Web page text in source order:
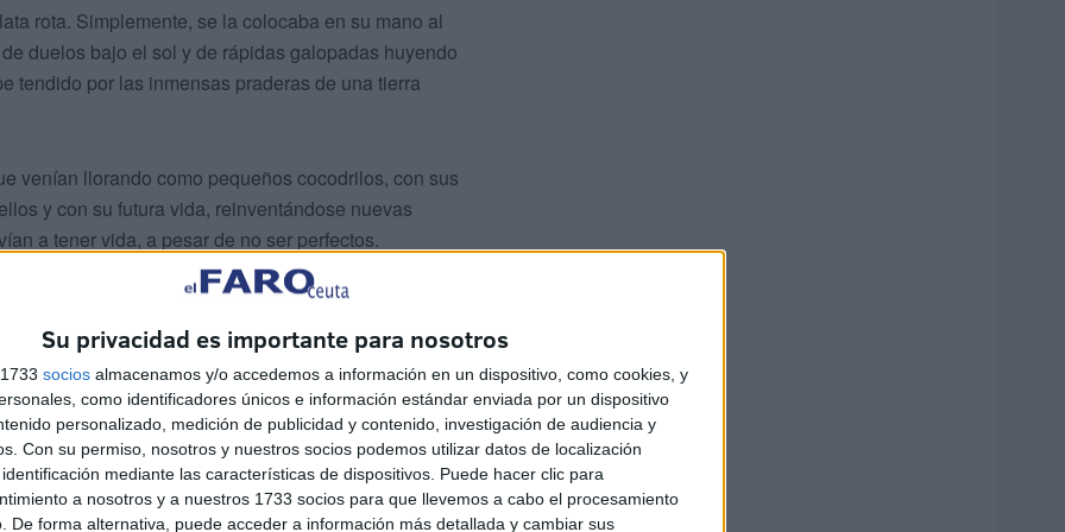
Su privacidad es importante para nosotros
socios almacenamos y/o accedemos a información en un dispositivo, como cookies, y
como identificadores únicos e información estándar enviada por un dispositivo
personalizado, medición de publicidad y contenido, investigación de audiencia y
Con su permiso, nosotros y nuestros socios podemos utilizar datos de localización
mediante las características de dispositivos. Puede hacer clic para
a nosotros y a nuestros 1733 socios para que llevemos a cabo el procesamiento
De forma alternativa, puede acceder a información más detallada y cambiar sus
rota. Simplemente, se la colocaba en su mano al
duelos bajo el sol y de rápidas galopadas huyendo
tendido por las inmensas praderas de una tierra
venían llorando como pequeños cocodrilos, con sus
y con su futura vida, reinventándose nuevas
a tener vida, a pesar de no ser perfectos.
o más atractivo de su barrio, pero todos sus
algún problema con sus incipientes novios o novias,
siempre, siempre, tenía un libro en la mano, bastaba